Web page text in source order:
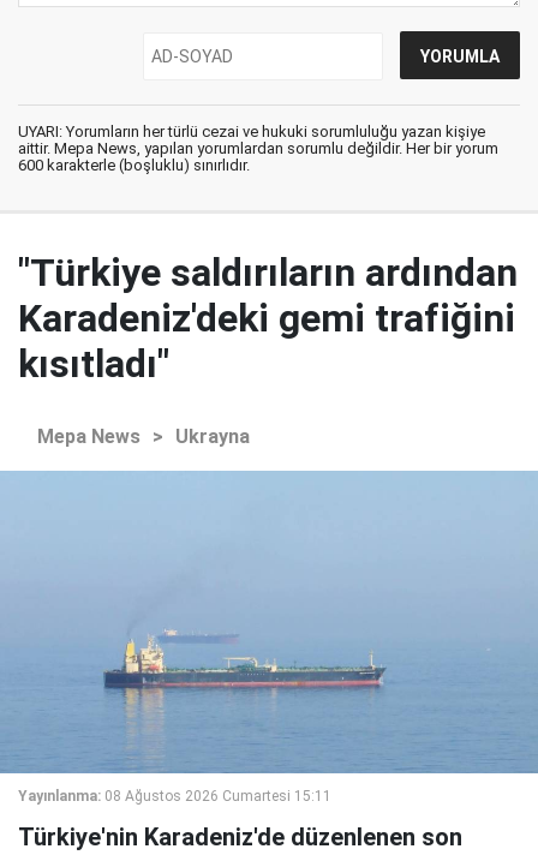
UYARI: Yorumların her türlü cezai ve hukuki sorumluluğu yazan kişiye
aittir. Mepa News, yapılan yorumlardan sorumlu değildir. Her bir yorum
600 karakterle (boşluklu) sınırlıdır.
"Türkiye saldırıların ardından
Karadeniz'deki gemi trafiğini
kısıtladı"
Mepa News > Ukrayna
Yayınlanma: 08 Ağustos 2026 Cumartesi 15:11
Türkiye'nin Karadeniz'de düzenlenen son